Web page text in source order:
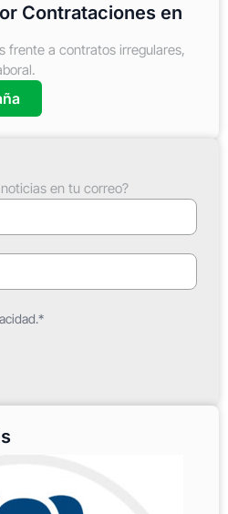
Contrataciones en
frente a contratos irregulares,
en tu correo?